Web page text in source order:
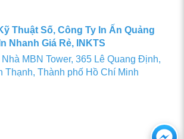
Thuật Số, Công Ty In Ấn Quảng
Nhanh Giá Rẻ, INKTS
Nhà MBN Tower, 365 Lê Quang Định,
Thạnh, Thành phố Hồ Chí Minh